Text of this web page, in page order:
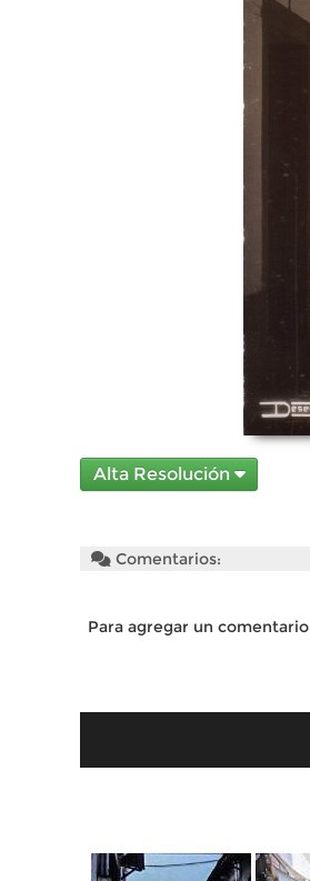
Alta Resolución
Comentarios:
Para agregar un comentario